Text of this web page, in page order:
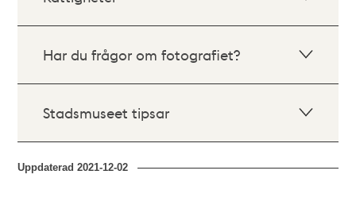
Har du frågor om fotografiet?
Stadsmuseet tipsar
Uppdaterad2021-12-02